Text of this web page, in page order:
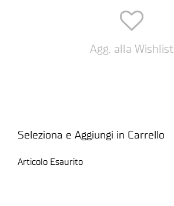
Agg. alla Wishlist
Seleziona e Aggiungi in Carrello
Articolo Esaurito